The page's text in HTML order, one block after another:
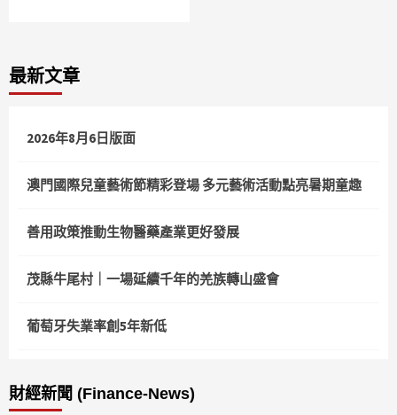
最新文章
2026年8月6日版面
澳門國際兒童藝術節精彩登場 多元藝術活動點亮暑期童趣
善用政策推動生物醫藥產業更好發展
茂縣牛尾村｜一場延續千年的羌族轉山盛會
葡萄牙失業率創5年新低
財經新聞 (Finance-News)